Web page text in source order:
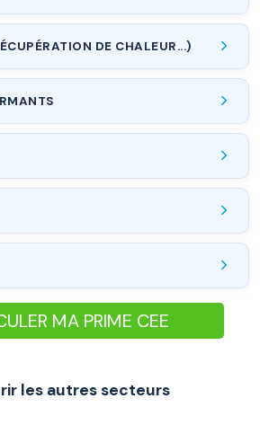
DE CHALEUR...)
MA PRIME CEE
les autres secteurs